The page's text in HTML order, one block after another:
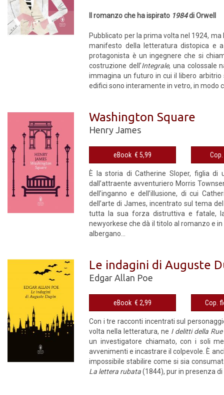
Il romanzo che ha ispirato 1984di Orwell
Pubblicato per la prima volta nel 1924,
manifesto della letteratura distopica e
protagonista è un ingegnere che si
costruzione dell’Integrale, una colossale
immagina un futuro in cui il libero
edifici sono interamente in vetro, in modo
Washington Square
Henry James
eBook € 5,99
È la storia di Catherine Sloper, figlia
dall’attraente avventuriero Morris
dell’inganno e dell’illusione, di cui
dell’arte di James, incentrato sul tema
tutta la sua forza distruttiva e fatale,
newyorkese che dà il titolo al romanzo e
albergano...
Le indagini di Auguste
Edgar Allan Poe
eBook € 2,99
Con i tre racconti incentrati sul
volta nella letteratura, ne I delitti della
un investigatore chiamato, con i soli
avvenimenti e incastrare il colpevole. È
impossibile stabilire come si sia
La lettera rubata(1844), pur in presenza